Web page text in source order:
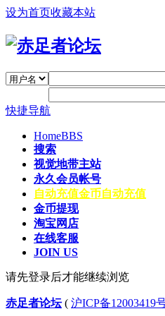
设为首页收藏本站
快捷导航
HomeBBS
搜索
视觉地带主站
永久会员帐号
自动充值金币自动充值
金币提现
淘宝网店
在线客服
JOIN US
请先登录后才能继续浏览
赤足者论坛( 沪ICP备12003419